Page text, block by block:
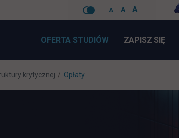
A A
A
nawigacje
OFERTA STUDIÓW ZAPISZ SIĘ
krytycznej Opłaty